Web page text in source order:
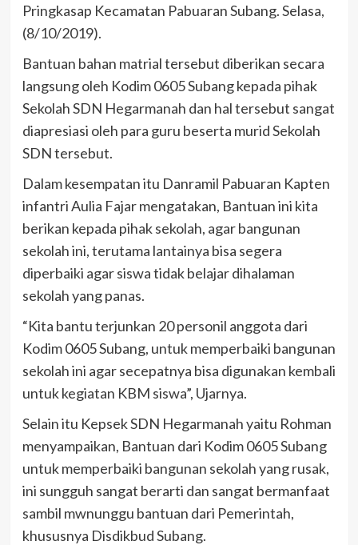
Pringkasap Kecamatan Pabuaran Subang. Selasa,
(8/10/2019).
Bantuan bahan matrial tersebut diberikan secara
langsung oleh Kodim 0605 Subang kepada pihak
Sekolah SDN Hegarmanah dan hal tersebut sangat
diapresiasi oleh para guru beserta murid Sekolah
SDN tersebut.
Dalam kesempatan itu Danramil Pabuaran Kapten
infantri Aulia Fajar mengatakan, Bantuan ini kita
berikan kepada pihak sekolah, agar bangunan
sekolah ini, terutama lantainya bisa segera
diperbaiki agar siswa tidak belajar dihalaman
sekolah yang panas.
“Kita bantu terjunkan 20 personil anggota dari
Kodim 0605 Subang, untuk memperbaiki bangunan
sekolah ini agar secepatnya bisa digunakan kembali
untuk kegiatan KBM siswa”, Ujarnya.
Selain itu Kepsek SDN Hegarmanah yaitu Rohman
menyampaikan, Bantuan dari Kodim 0605 Subang
untuk memperbaiki bangunan sekolah yang rusak,
ini sungguh sangat berarti dan sangat bermanfaat
sambil mwnunggu bantuan dari Pemerintah,
khususnya Disdikbud Subang.